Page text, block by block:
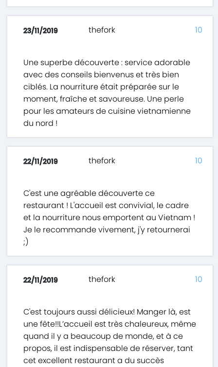
23/11/2019 thefork
Une superbe découverte : service adorable
avec des conseils bienvenus et très bien
ciblés. La nourriture était préparée sur le
moment, fraîche et savoureuse. Une perle
pour les amateurs de cuisine vietnamienne
du nord !
10
22/11/2019 thefork
C'est une agréable découverte ce
restaurant ! L'accueil est convivial, le cadre
et la nourriture nous emportent au Vietnam !
Je le recommande vivement, j'y retournerai
;)
10
22/11/2019 thefork
C'est toujours aussi délicieux! Manger là, est
une fête!!L’accueil est très chaleureux, même
quand il y a beaucoup de monde, et à ce
propos, il est indispensable de réserver, tant
cet excellent restaurant a du succès
10